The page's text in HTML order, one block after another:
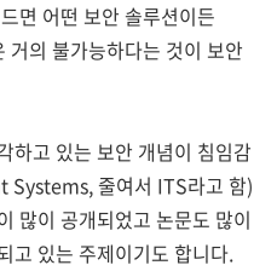
면 어떤 보안 솔루션이든
의 불가능하다는 것이 보안
하고 있는 보안 개념이 침임감
줄여서 ITS라고 함)
많이 공개되었고 논문도 많이
고 있는 주제이기도 합니다.